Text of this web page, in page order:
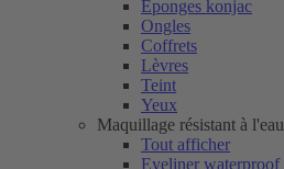
Éponges konjac
Ongles
Coffrets
Lèvres
Teint
Yeux
Maquillage résistant à l'eau
Tout afficher
Eyeliner waterproof